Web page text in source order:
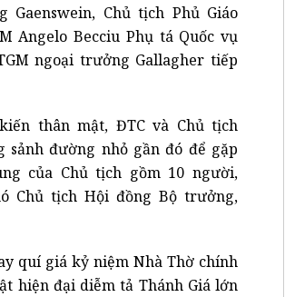
Gaenswein, Chủ tịch Phủ Giáo
Angelo Becciu Phụ tá Quốc vụ
ngoại trưởng Gallagher tiếp
thân mật, ĐTC và Chủ tịch
sảnh đường nhỏ gần đó để gặp
của Chủ tịch gồm 10 người,
Chủ tịch Hội đồng Bộ trưởng,
quí giá kỷ niệm Nhà Thờ chính
hiện đại diễm tả Thánh Giá lớn